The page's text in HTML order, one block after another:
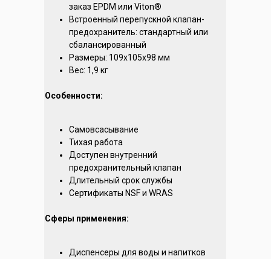
заказ EPDM или Viton®
Встроенный перепускной клапан-
предохранитель: cтандартный или
сбалансированный
Размеры: 109х105х98 мм
Вес: 1,9 кг
Особенности:
Самовсасывание
Тихая работа
Доступен внутренний
предохранительный клапан
Длительный срок службы
Сертификаты NSF и WRAS
Сферы применения:
Диспенсеры для воды и напитков